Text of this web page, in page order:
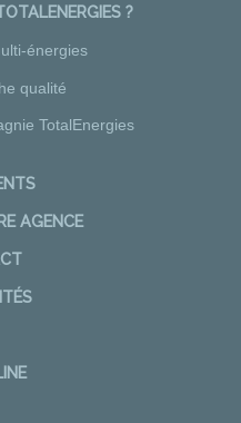
?
énergies
qualité
TotalEnergies
AGENCE